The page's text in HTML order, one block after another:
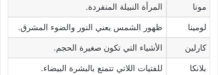
مونا المرأة النبيلة المنفردة.
لومينا ظهور الشمس يعني النور والضوء المشرق.
كارلين الأشياء التي تكون صغيرة الحجم.
بلانكا للفتيات اللاتي تتمتع بالبشرة البيضاء.